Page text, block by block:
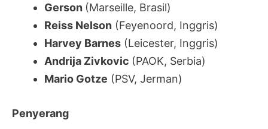
Gerson (Marseille, Brasil)
Reiss Nelson (Feyenoord, Inggris)
Harvey Barnes (Leicester, Inggris)
Andrija Zivkovic (PAOK, Serbia)
Mario Gotze (PSV, Jerman)
Penyerang